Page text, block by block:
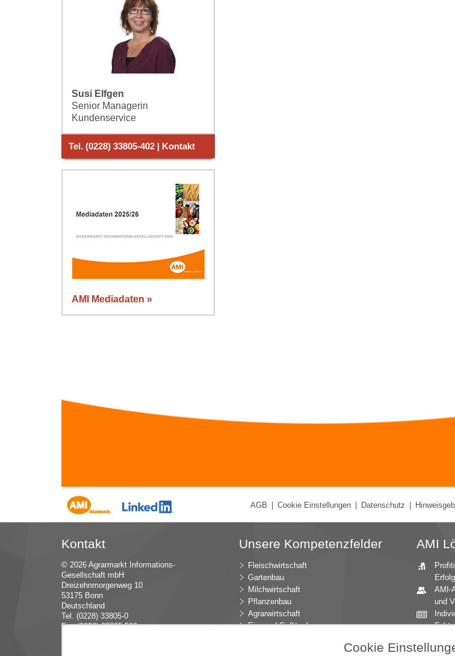
Cookie
Susi Elfgen
Senior Managerin
Kundenservice
Tel. (0228) 33805-402 | Kontakt
AMI Mediadaten »
AGB Cookie Einstellungen Datenschutz
Kontakt
© 2026 Agrarmarkt Informations-
Gesellschaft mbH
Dreizehnmorgenweg 10
53175 Bonn
Deutschland
Tel. (0228) 33805-0
Fax (0228) 33805-592
Unsere Kompetenzfelder
Fleischwirtschaft
Gartenbau
Milchwirtschaft
Pflanzenbau
Agrarwirtschaft
Eier und Geflügel
AMI
AMI-
und